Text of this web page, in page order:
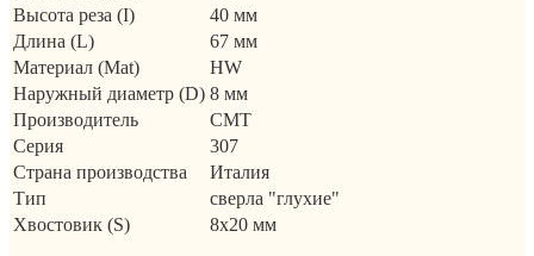
Высота реза (I)
40 мм
Длина (L)
67 мм
Материал (Mat)
HW
Наружный диаметр (D) 8 мм
Производитель
CMT
Серия
307
Страна производства
Италия
Тип
сверла "глухие"
Хвостовик (S)
8x20 мм